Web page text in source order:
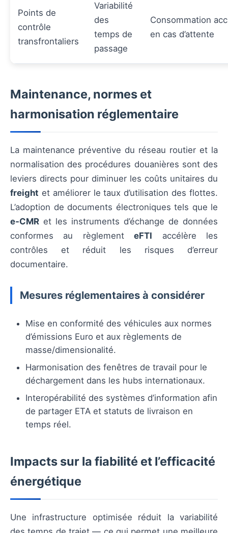
Points de
contrôle
transfrontaliers
Variabilité
des
temps de
passage
Consommation
en cas d’attente
Maintenance, normes et
harmonisation réglementaire
La maintenance préventive du réseau routier et la
normalisation des procédures douanières sont des
leviers directs pour diminuer les coûts unitaires du
freight et améliorer le taux d’utilisation des flottes.
L’adoption de documents électroniques tels que le
e‑CMR et les instruments d’échange de données
conformes au règlementeFTI accélère les
contrôles et réduit les risques d’erreur
documentaire.
Mesures réglementaires à considérer
Mise en conformité des véhicules aux normes
d’émissions Euro et aux règlements de
masse/dimensionalité.
Harmonisation des fenêtres de travail pour le
déchargement dans les hubs internationaux.
Interopérabilité des systèmes d’information afin
de partager ETA et statuts de livraison en
temps réel.
Impacts sur la fiabilité et l’efficacité
énergétique
Une infrastructure optimisée réduit la variabilité